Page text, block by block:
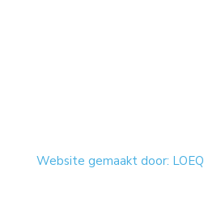
Website gemaakt door: LOEQ